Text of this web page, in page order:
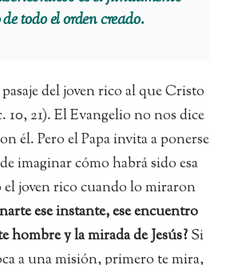
todo el orden creado.
del joven rico al que Cristo
21). El Evangelio no nos dice
él. Pero el Papa invita a ponerse
imaginar cómo habrá sido esa
joven rico cuando lo miraron
ese instante, ese encuentro
hombre y la mirada de Jesús?Si
a una misión, primero te mira,